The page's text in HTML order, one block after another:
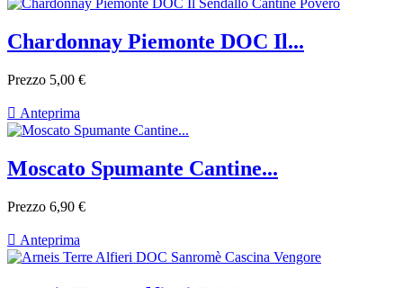
Chardonnay Piemonte DOC Il...
Prezzo 5,00 €
 Anteprima
Moscato Spumante Cantine...
Prezzo 6,90 €
 Anteprima